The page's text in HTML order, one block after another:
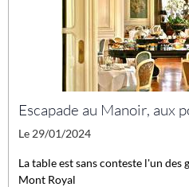
Escapade au Manoir, aux
Le 29/01/2024
La table est sans conteste l'un
Mont Royal